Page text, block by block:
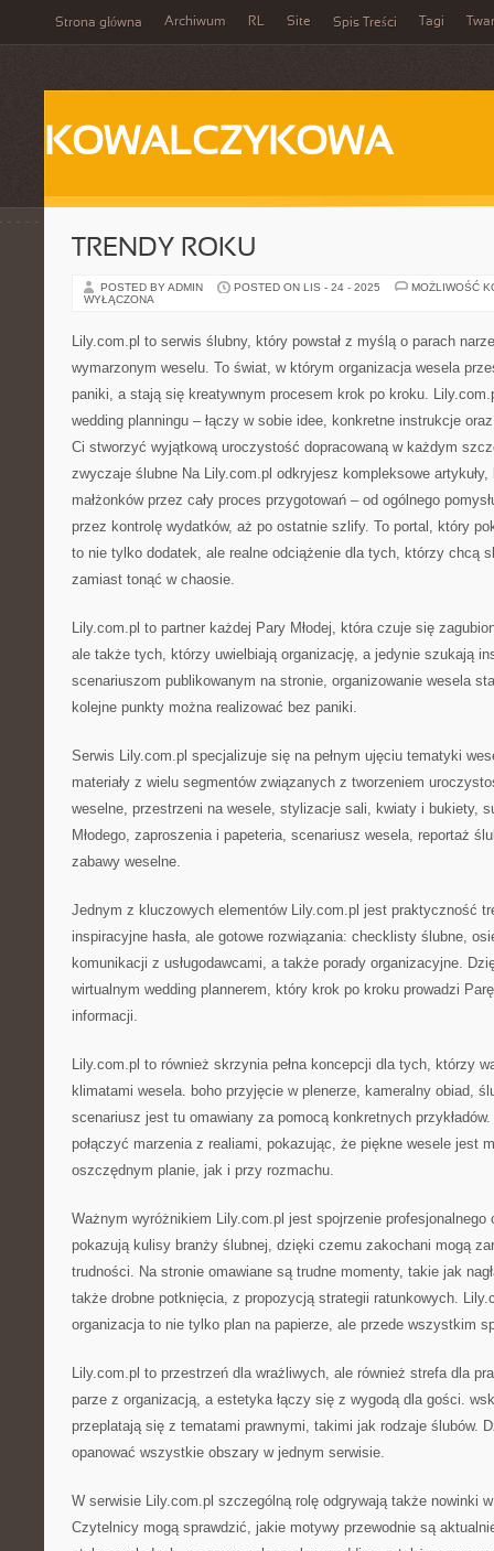
Strona główna Archiwum RL Site Spis Treści Tagi
KOWALCZYKOWA
TRENDY ROKU
POSTED BY ADMIN POSTED ON LIS - 24 - 2025
MOŻLIWOŚĆ
WYŁĄCZONA
Lily.com.pl to serwis ślubny, który powstał z myślą o parach
wymarzonym weselu. To świat, w którym organizacja wesela
paniki, a stają się kreatywnym procesem krok po kroku.
wedding planningu – łączy w sobie idee, konkretne instrukcje
Ci stworzyć wyjątkową uroczystość dopracowaną w każdym
zwyczaje ślubne Na Lily.com.pl odkryjesz kompleksowe artykuły,
małżonków przez cały proces przygotowań – od ogólnego
przez kontrolę wydatków, aż po ostatnie szlify. To portal, który
to nie tylko dodatek, ale realne odciążenie dla tych, którzy chcą
zamiast tonąć w chaosie.
Lily.com.pl to partner każdej Pary Młodej, która czuje się
ale także tych, którzy uwielbiają organizację, a jedynie szukają
scenariuszom publikowanym na stronie, organizowanie wesela
kolejne punkty można realizować bez paniki.
Serwis Lily.com.pl specjalizuje się na pełnym ujęciu tematyki
materiały z wielu segmentów związanych z tworzeniem
weselne, przestrzeni na wesele, stylizacje sali, kwiaty i bukiety,
Młodego, zaproszenia i papeteria, scenariusz wesela, reportaż
zabawy weselne.
Jednym z kluczowych elementów Lily.com.pl jest praktyczność
inspiracyjne hasła, ale gotowe rozwiązania: checklisty ślubne,
komunikacji z usługodawcami, a także porady organizacyjne.
wirtualnym wedding plannerem, który krok po kroku prowadzi
informacji.
Lily.com.pl to również skrzynia pełna koncepcji dla tych, którzy
klimatami wesela. boho przyjęcie w plenerze, kameralny obiad,
scenariusz jest tu omawiany za pomocą konkretnych
połączyć marzenia z realiami, pokazując, że piękne wesele jest
oszczędnym planie, jak i przy rozmachu.
Ważnym wyróżnikiem Lily.com.pl jest spojrzenie
pokazują kulisy branży ślubnej, dzięki czemu zakochani mogą
trudności. Na stronie omawiane są trudne momenty, takie jak
także drobne potknięcia, z propozycją strategii ratunkowych.
organizacja to nie tylko plan na papierze, ale przede wszystkim
Lily.com.pl to przestrzeń dla wrażliwych, ale również strefa dla
parze z organizacją, a estetyka łączy się z wygodą dla gości.
przeplatają się z tematami prawnymi, takimi jak rodzaje ślubów.
opanować wszystkie obszary w jednym serwisie.
W serwisie Lily.com.pl szczególną rolę odgrywają także nowinki
Czytelnicy mogą sprawdzić, jakie motywy przewodnie są